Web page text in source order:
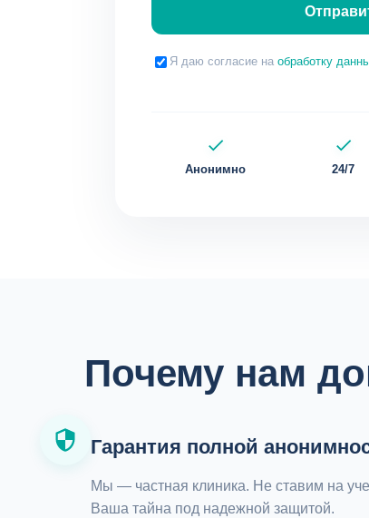
Я даю согласие на обработку
Анонимно 24/7
Почему нам
Гарантия полной
Мы — частная клиника. Не ставим на
Ваша тайна под надежной защитой.